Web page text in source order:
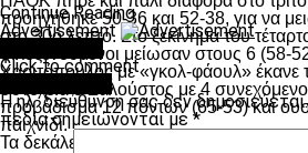
προηγήθηκε 50-36 και 52-38, για να
στο 30ό λεπτό. Στο ξεκίνημα του
φιλοξενούμενοι μείωσαν στους 6 (58-
Χαριτόπουλος με «γκολ-φάουλ» έκανε
συνέχεια ο Σαλούστος με 4
προβάδισμα 12 πόντων (65-53) και
παιχνίδι.
Τα δεκάλεπτα: 26-13, 41-32, 58-50, 79-
Continue Reading
Advertisement
Click to comment
Η ηλ. διεύθυνση σας δεν δημοσιεύεται.
πεδία σημειώνονται με *